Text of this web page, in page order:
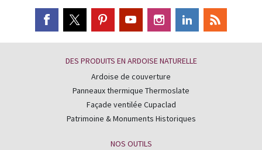
DES PRODUITS EN ARDOISE NATURELLE
Ardoise de couverture
Panneaux thermique Thermoslate
Façade ventilée Cupaclad
Patrimoine & Monuments Historiques
NOS OUTILS